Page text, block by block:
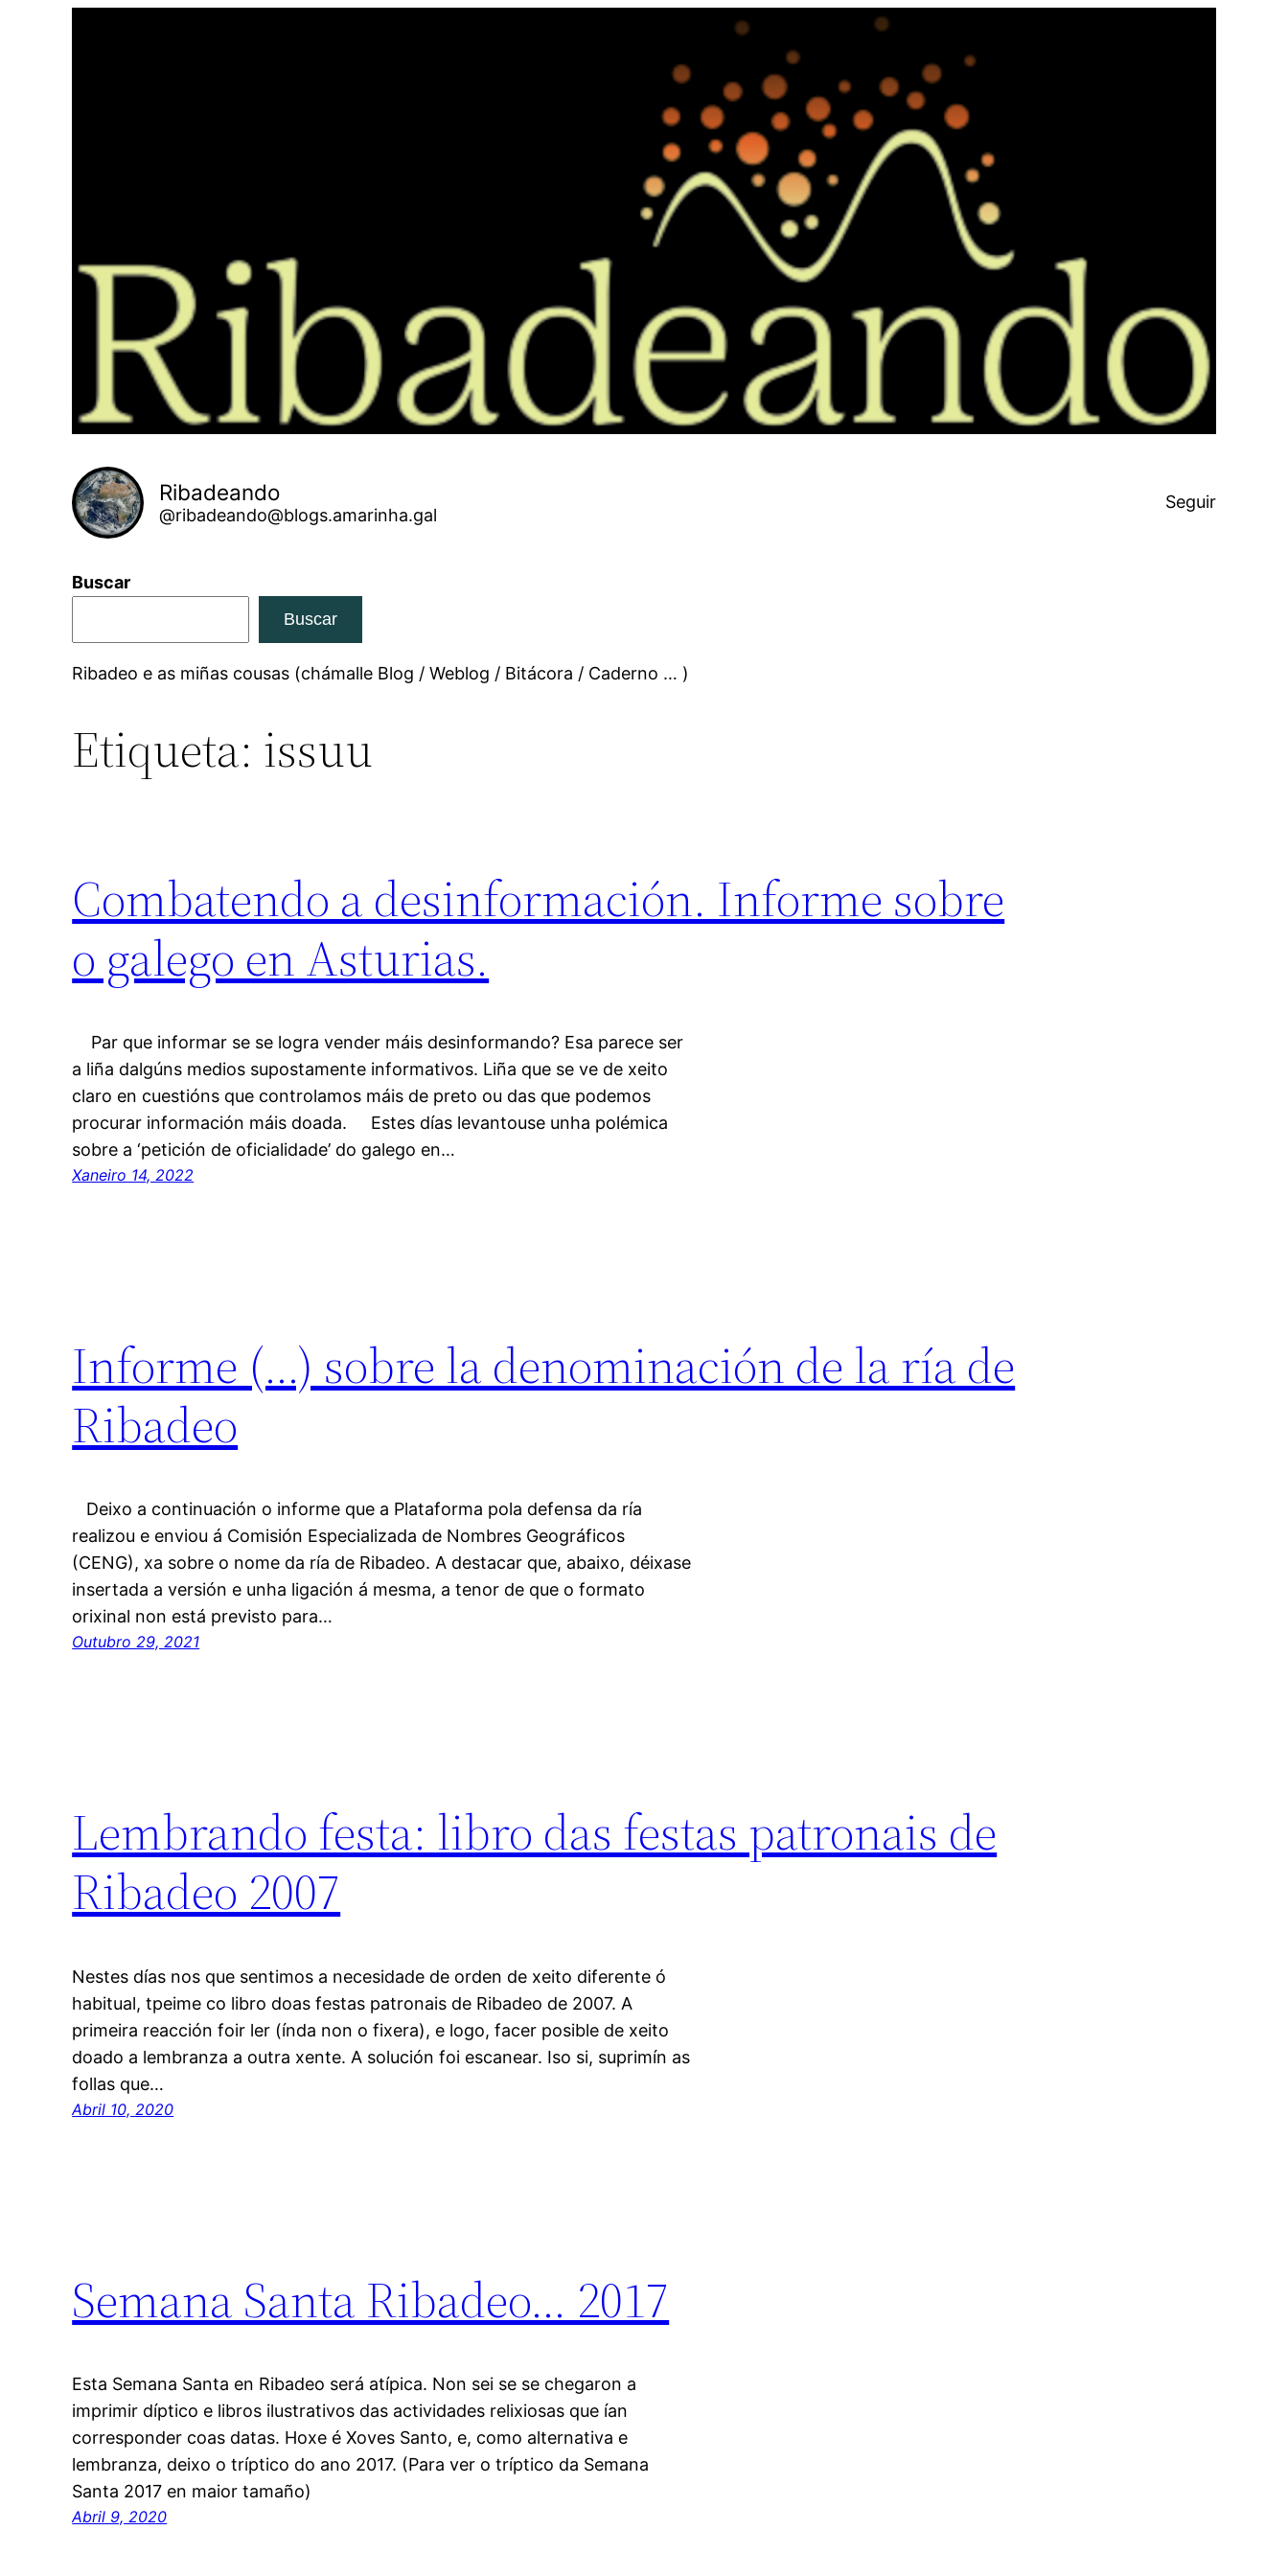
Ribadeando
@ribadeando@blogs.amarinha.gal
Seguir
Buscar
Buscar
Ribadeo e as miñas cousas (chámalle Blog / Weblog / Bitácora / Caderno … )
Etiqueta: issuu
Combatendo a desinformación. Informe sobre
o galego en Asturias.
Par que informar se se logra vender máis desinformando? Esa parece ser
a liña dalgúns medios supostamente informativos. Liña que se ve de xeito
claro en cuestións que controlamos máis de preto ou das que podemos
procurar información máis doada. Estes días levantouse unha polémica
sobre a ‘petición de oficialidade’ do galego en…
Xaneiro 14, 2022
Informe (…) sobre la denominación de la ría de
Ribadeo
Deixo a continuación o informe que a Plataforma pola defensa da ría
realizou e enviou á Comisión Especializada de Nombres Geográficos
(CENG), xa sobre o nome da ría de Ribadeo. A destacar que, abaixo, déixase
insertada a versión e unha ligación á mesma, a tenor de que o formato
orixinal non está previsto para…
Outubro 29, 2021
Lembrando festa: libro das festas patronais de
Ribadeo 2007
Nestes días nos que sentimos a necesidade de orden de xeito diferente ó
habitual, tpeime co libro doas festas patronais de Ribadeo de 2007. A
primeira reacción foir ler (índa non o fixera), e logo, facer posible de xeito
doado a lembranza a outra xente. A solución foi escanear. Iso si, suprimín as
follas que…
Abril 10, 2020
Semana Santa Ribadeo… 2017
Esta Semana Santa en Ribadeo será atípica. Non sei se se chegaron a
imprimir díptico e libros ilustrativos das actividades relixiosas que ían
corresponder coas datas. Hoxe é Xoves Santo, e, como alternativa e
lembranza, deixo o tríptico do ano 2017. (Para ver o tríptico da Semana
Santa 2017 en maior tamaño)
Abril 9, 2020